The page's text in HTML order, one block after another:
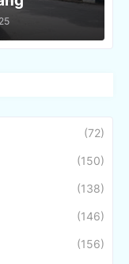
(72)
(150)
(138)
(146)
(156)